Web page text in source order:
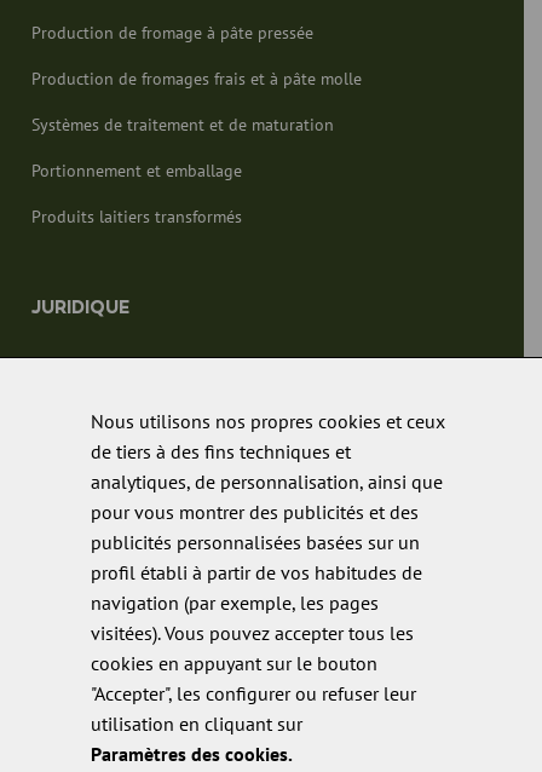
Production de fromage à pâte pressée
Production de fromages frais et à pâte molle
Systèmes de traitement et de maturation
Portionnement et emballage
Produits laitiers transformés
JURIDIQUE
Juridique.
Politique de cookies
Politique de confidentialité
Politique de qualité
Nous utilisons nos propres cookies et ceux
de tiers à des fins techniques et
analytiques, de personnalisation, ainsi que
pour vous montrer des publicités et des
publicités personnalisées basées sur un
profil établi à partir de vos habitudes de
navigation (par exemple, les pages
visitées). Vous pouvez accepter tous les
cookies en appuyant sur le bouton
"Accepter", les configurer ou refuser leur
utilisation en cliquant sur
Paramètres des cookies.